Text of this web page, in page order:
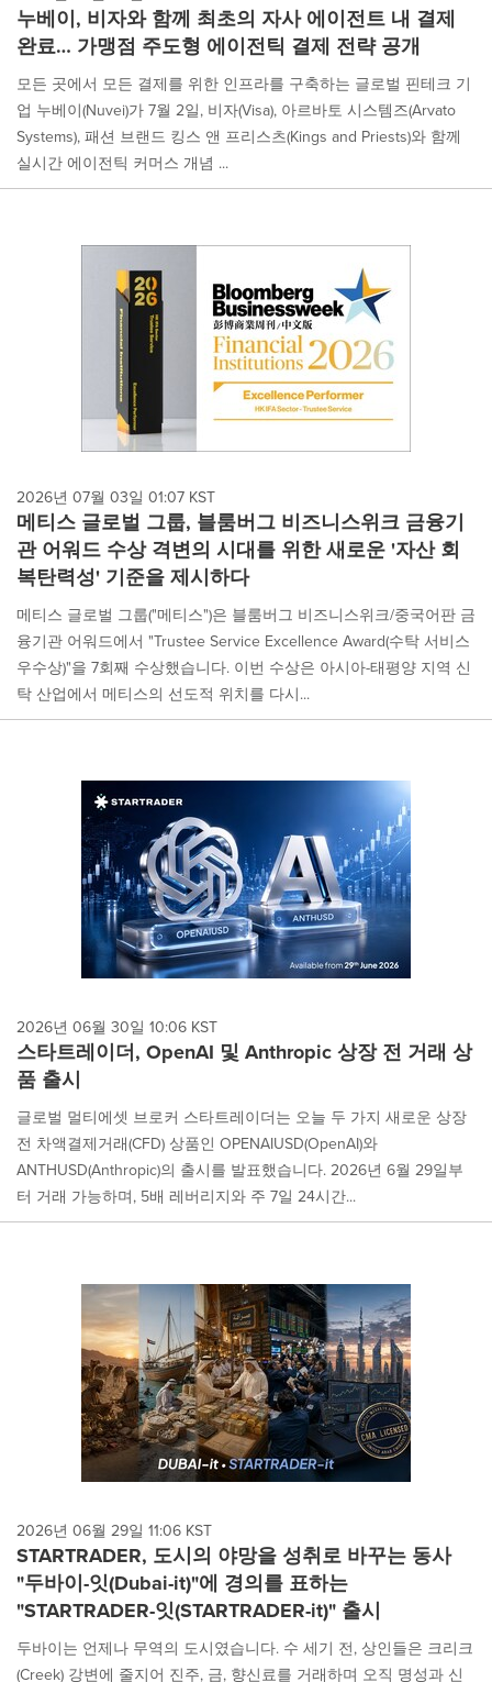
누베이, 비자와 함께 최초의 자사 에이전트 내 결제
완료… 가맹점 주도형 에이전틱 결제 전략 공개
모든 곳에서 모든 결제를 위한 인프라를 구축하는 글로벌 핀테크 기
업 누베이(Nuvei)가 7월 2일, 비자(Visa), 아르바토 시스템즈(Arvato
Systems), 패션 브랜드 킹스 앤 프리스츠(Kings and Priests)와 함께
실시간 에이전틱 커머스 개념 ...
2026년 07월 03일 01:07 KST
메티스 글로벌 그룹, 블룸버그 비즈니스위크 금융기
관 어워드 수상 격변의 시대를 위한 새로운 '자산 회
복탄력성' 기준을 제시하다
메티스 글로벌 그룹("메티스")은 블룸버그 비즈니스위크/중국어판 금
융기관 어워드에서 "Trustee Service Excellence Award(수탁 서비스
우수상)"을 7회째 수상했습니다. 이번 수상은 아시아-태평양 지역 신
탁 산업에서 메티스의 선도적 위치를 다시...
2026년 06월 30일 10:06 KST
스타트레이더, OpenAI 및 Anthropic 상장 전 거래 상
품 출시
글로벌 멀티에셋 브로커 스타트레이더는 오늘 두 가지 새로운 상장
전 차액결제거래(CFD) 상품인 OPENAIUSD(OpenAI)와
ANTHUSD(Anthropic)의 출시를 발표했습니다. 2026년 6월 29일부
터 거래 가능하며, 5배 레버리지와 주 7일 24시간...
2026년 06월 29일 11:06 KST
STARTRADER, 도시의 야망을 성취로 바꾸는 동사
"두바이-잇(Dubai-it)"에 경의를 표하는
"STARTRADER-잇(STARTRADER-it)" 출시
두바이는 언제나 무역의 도시였습니다. 수 세기 전, 상인들은 크리크
(Creek) 강변에 줄지어 진주, 금, 향신료를 거래하며 오직 명성과 신